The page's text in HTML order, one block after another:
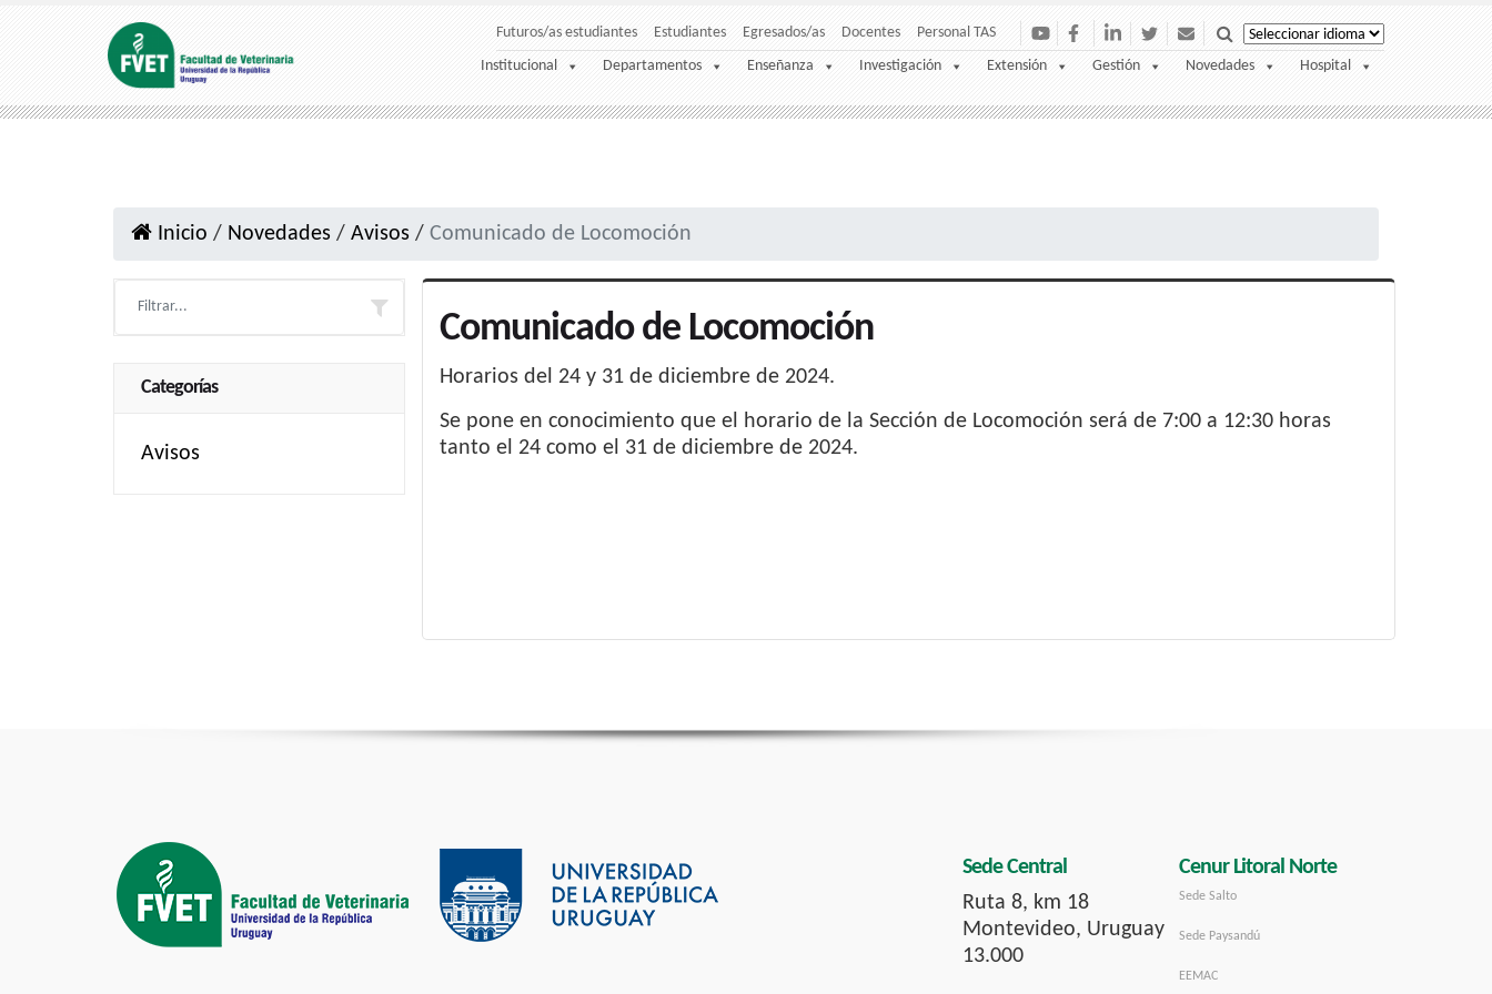
Futuros/as estudiantes Estudiantes Egresados/as Docentes Personal TAS
Institucional Departamentos Enseñanza Investigación Extensión Gestión Novedades Hospital
Inicio / Novedades / Avisos / Comunicado de Locomoción
Categorías
Avisos
Comunicado de Locomoción
Horarios del 24 y 31 de diciembre de 2024.
Se pone en conocimiento que el horario de la Sección de Locomoción será de 7:00 a 12:30 horas
tanto el 24 como el 31 de diciembre de 2024.
Sede Central
Ruta 8, km 18
Montevideo, Uruguay
13.000
Cenur Litoral Norte
Sede Salto
Sede Paysandú
EEMAC